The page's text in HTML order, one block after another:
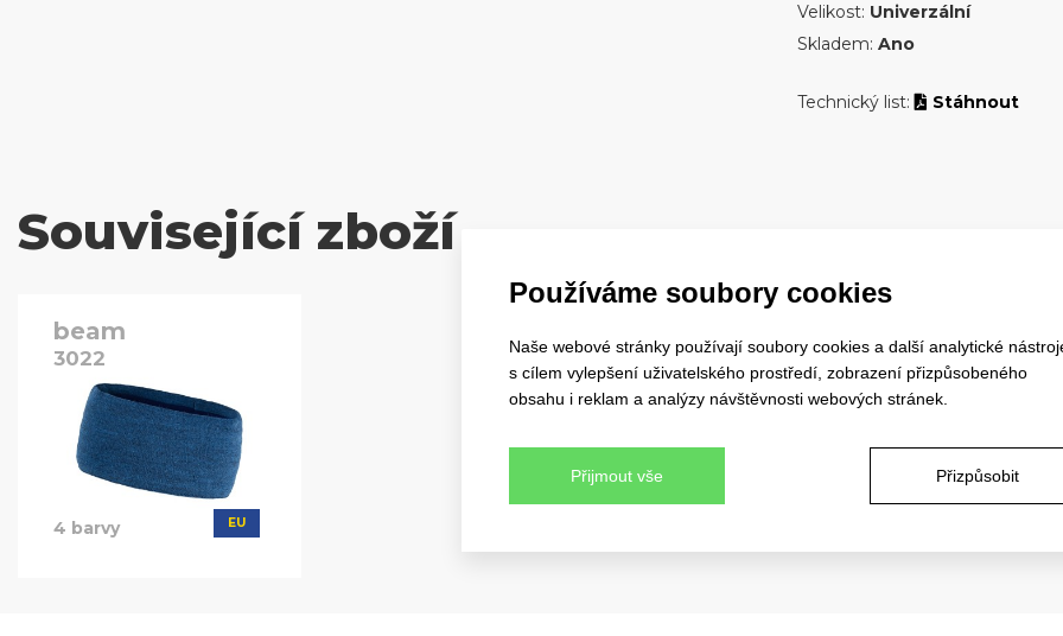
Používáme soubory cookies
Naše webové stránky používají soubory cookies a další analytické
s cílem vylepšení uživatelského prostředí, zobrazení přizpůsobeného
obsahu i reklam a analýzy návštěvnosti webových stránek.
Přijmout vše Přizpůsobit
Velikost: Univerzální
Skladem: Ano
Technický list: Stáhnout
Související zboží
beam
3022
4 barvy EU